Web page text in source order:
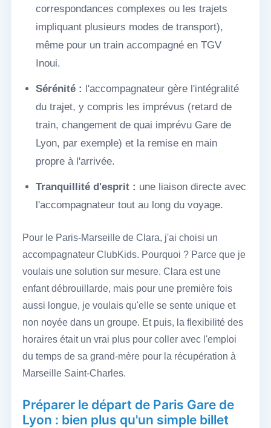
correspondances complexes ou les trajets
impliquant plusieurs modes de transport),
même pour un train accompagné en TGV
Inoui.
Sérénité : l'accompagnateur gère l'intégralité
du trajet, y compris les imprévus (retard de
train, changement de quai imprévu Gare de
Lyon, par exemple) et la remise en main
propre à l'arrivée.
Tranquillité d'esprit : une liaison directe avec
l'accompagnateur tout au long du voyage.
Pour le Paris-Marseille de Clara, j'ai choisi un
accompagnateur ClubKids. Pourquoi ? Parce que je
voulais une solution sur mesure. Clara est une
enfant débrouillarde, mais pour une première fois
aussi longue, je voulais qu'elle se sente unique et
non noyée dans un groupe. Et puis, la flexibilité des
horaires était un vrai plus pour coller avec l'emploi
du temps de sa grand-mère pour la récupération à
Marseille Saint-Charles.
Préparer le départ de Paris Gare de
Lyon : bien plus qu'un simple billet